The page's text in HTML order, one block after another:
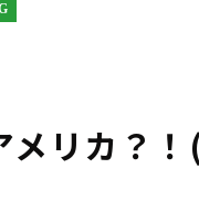
メリカ？